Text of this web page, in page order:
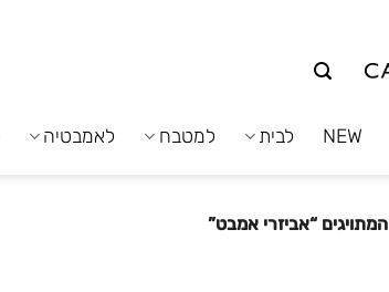
NEW לבית למטבח לאמבטיה
“אביזרי אמבט”